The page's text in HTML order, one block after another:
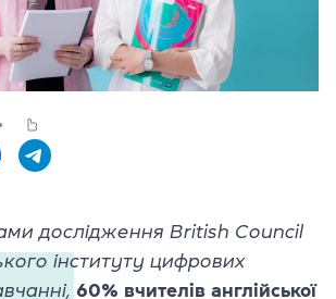
дослідження British Council
інституту цифрових
60% вчителів англійської